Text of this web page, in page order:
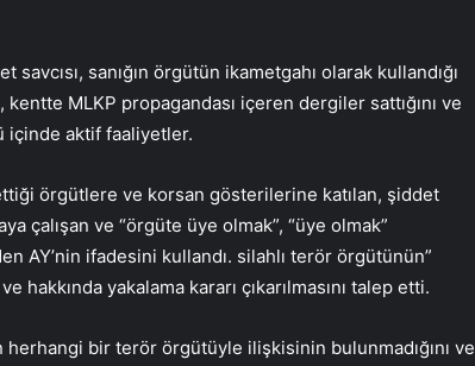
savcısı, sanığın örgütün ikametgahı olarak kullandığı
MLKP propagandası içeren dergiler sattığını ve
aktif faaliyetler.
örgütlere ve korsan gösterilerine katılan, şiddet
çalışan ve “örgüte üye olmak”, “üye olmak”
AY’nin ifadesini kullandı. silahlı terör örgütünün”
hakkında yakalama kararı çıkarılmasını talep etti.
herhangi bir terör örgütüyle ilişkisinin bulunmadığını ve